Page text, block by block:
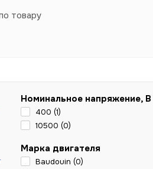
товару
Номинальное напряжение, В
400 (1)
10500 (0)
Марка двигателя
Baudouin (0)